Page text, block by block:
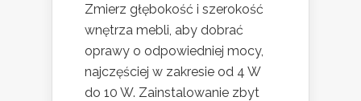
Zmierz głębokość i szerokość
wnętrza mebli, aby dobrać
oprawy o odpowiedniej mocy,
najczęściej w zakresie od 4 W
do 10 W. Zainstalowanie zbyt